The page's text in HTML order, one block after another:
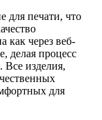
для печати, что
как через веб-
делая процесс
Все изделия,
для